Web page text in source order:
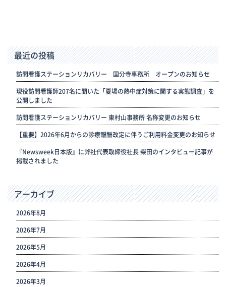
最近の投稿
訪問看護ステーションリカバリー 国分寺事務所 オープンのお知らせ
現役訪問看護師207名に聞いた「夏場の熱中症対策に関する実態調査」を
公開しました
訪問看護ステーションリカバリー 東村山事務所 名称変更のお知らせ
【重要】2026年6月からの診療報酬改定に伴うご利用料金変更のお知らせ
『Newsweek日本版』に弊社代表取締役社長 柴田のインタビュー記事が
掲載されました
アーカイブ
2026年8月
2026年7月
2026年5月
2026年4月
2026年3月